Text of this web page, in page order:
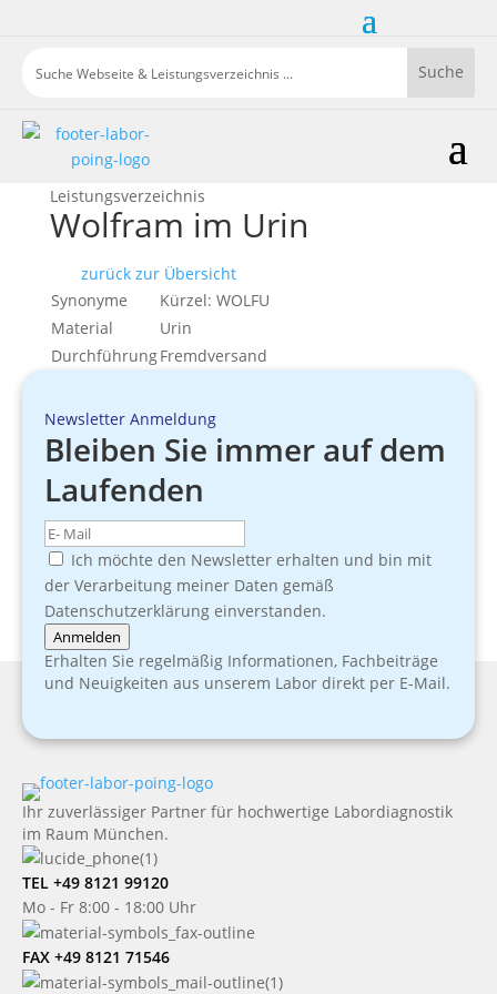
Leistungsverzeichnis
Wolfram im Urin
zurück zur Übersicht
Synonyme
Kürzel: WOLFU
Material
Urin
DurchführungFremdversand
Newsletter Anmeldung
Bleiben Sie immer auf dem
Laufenden
Ich möchte den Newsletter erhalten und bin mit
der Verarbeitung meiner Daten gemäß
Datenschutzerklärung einverstanden.
Anmelden
Erhalten Sie regelmäßig Informationen, Fachbeiträge
und Neuigkeiten aus unserem Labor direkt per E-Mail.
Ihr zuverlässiger Partner für hochwertige Labordiagnostik
im Raum München.
TEL +49 8121 99120
Mo - Fr 8:00 - 18:00 Uhr
FAX +49 8121 71546